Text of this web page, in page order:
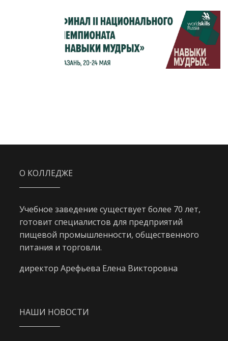
О КОЛЛЕДЖЕ
Учебное заведение существует более 70 лет,
готовит специалистов для предприятий
пищевой промышленности, общественного
питания и торговли.
директор Арефьева Елена Викторовна
НАШИ НОВОСТИ